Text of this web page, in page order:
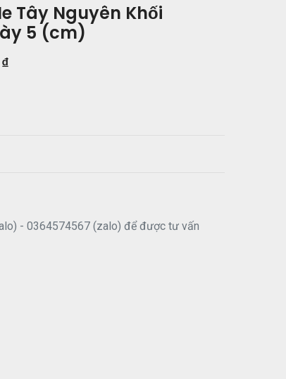
Tây Nguyên Khối
5 (cm)
₫
- 0364574567 (zalo) để được tư vấn